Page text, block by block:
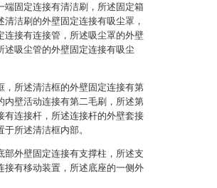
端固定连接有清洁刷，所述固定箱
清洁刷的外壁固定连接有吸尘罩，
连接有连接管，所述吸尘罩的外壁
述吸尘管的外壁固定连接有吸尘
，所述清洁框的外壁固定连接有第
内壁活动连接有第二毛刷，所述第
有连接杆，所述连接杆的外壁套接
所述清洁框内部。
部外壁固定连接有支撑柱，所述支
接有移动装置，所述底座的一侧外